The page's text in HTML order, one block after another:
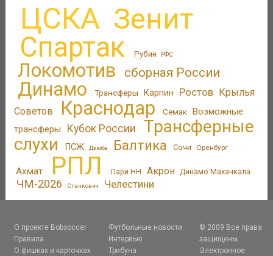
ЦСКА Зенит
Спартак Рубин РФС
Локомотив сборная России
Динамо Трансферы Карпин Ростов Крылья
Советов
Краснодар Семак Возможные
трансферы
Кубок России
Трансферные
слухи
ПСЖ Дзюба Балтика Сочи Оренбург
Ахмат РПЛ Пари НН Акрон Динамо Махачкала
ЧМ-2026 Станкович Челестини
О проекте Bobsoccer
Правила
О фишках и карточках
Футбольные новости
Интервью
Трибуна
© 2009 Все права
защищены.
Электронное